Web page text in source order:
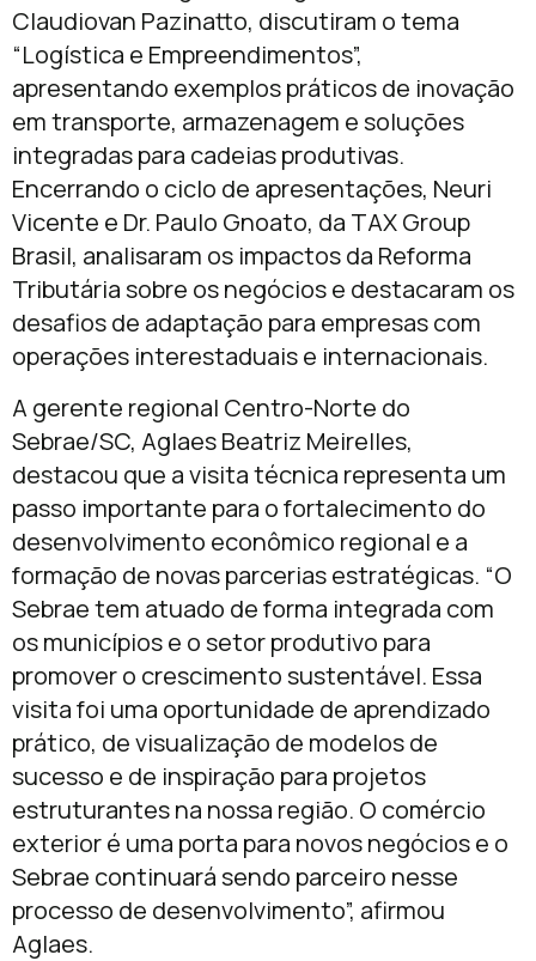
Claudiovan Pazinatto, discutiram o tema
“Logística e Empreendimentos”,
apresentando exemplos práticos de inovação
em transporte, armazenagem e soluções
integradas para cadeias produtivas.
Encerrando o ciclo de apresentações, Neuri
Vicente e Dr. Paulo Gnoato, da TAX Group
Brasil, analisaram os impactos da Reforma
Tributária sobre os negócios e destacaram os
desafios de adaptação para empresas com
operações interestaduais e internacionais.
A gerente regional Centro-Norte do
Sebrae/SC, Aglaes Beatriz Meirelles,
destacou que a visita técnica representa um
passo importante para o fortalecimento do
desenvolvimento econômico regional e a
formação de novas parcerias estratégicas. “O
Sebrae tem atuado de forma integrada com
os municípios e o setor produtivo para
promover o crescimento sustentável. Essa
visita foi uma oportunidade de aprendizado
prático, de visualização de modelos de
sucesso e de inspiração para projetos
estruturantes na nossa região. O comércio
exterior é uma porta para novos negócios e o
Sebrae continuará sendo parceiro nesse
processo de desenvolvimento”, afirmou
Aglaes.